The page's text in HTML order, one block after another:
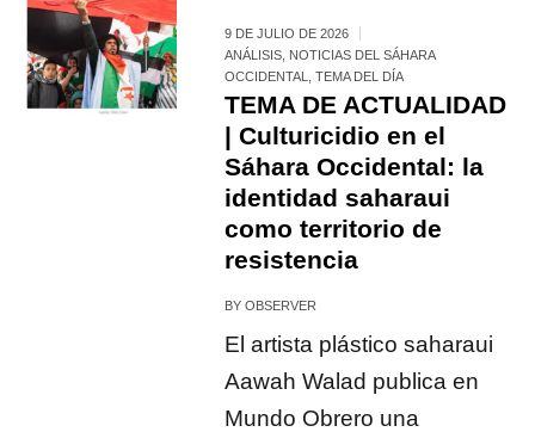
9 DE JULIO DE 2026
ANÁLISIS NOTICIAS DEL SÁHARA
OCCIDENTAL
,TEMA DEL DÍA
TEMA DE ACTUALIDAD
| Culturicidio en el
Sáhara Occidental: la
identidad saharaui
como territorio de
resistencia
BYOBSERVER
El artista plástico saharaui
Aawah Walad publica en
Mundo Obrero una